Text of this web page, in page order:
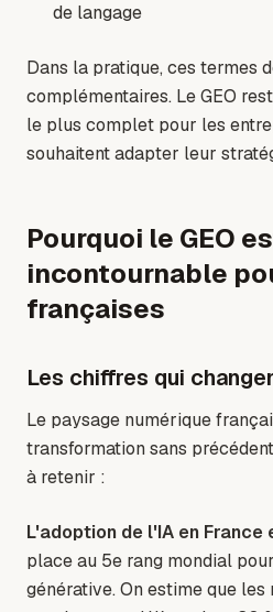
de langage
Dans la pratique, ces termes
complémentaires. Le GEO
le plus complet pour les
souhaitent adapter leur
Pourquoi le GEO
incontournable
françaises
Les chiffres qui
Le paysage numérique
transformation sans
à retenir :
L'adoption de l'IA en France
place au 5e rang mondial
générative. On estime que les